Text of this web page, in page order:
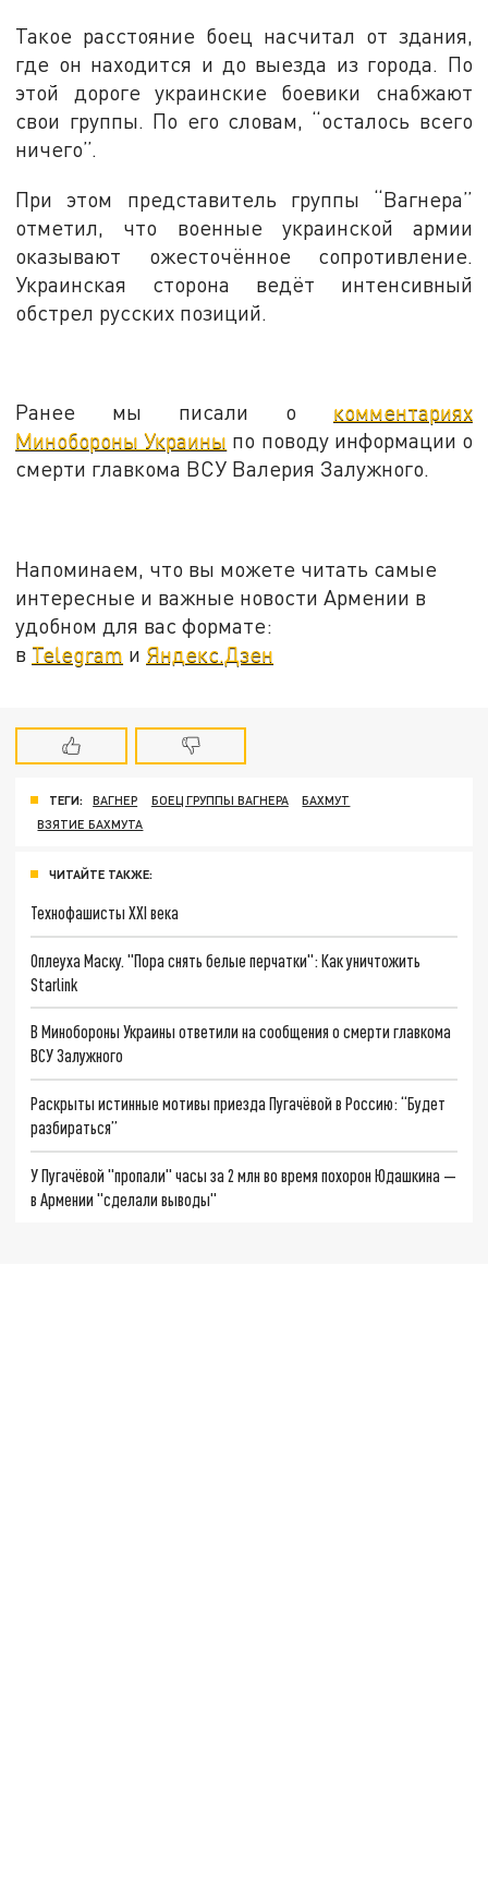
Такое расстояние боец насчитал от здания,
где он находится и до выезда из города. По
этой дороге украинские боевики снабжают
свои группы. По его словам, “осталось всего
ничего”.
При этом представитель группы “Вагнера”
отметил, что военные украинской армии
оказывают ожесточённое сопротивление.
Украинская сторона ведёт интенсивный
обстрел русских позиций.
Ранее мы писали о комментариях
Минобороны Украины по поводу информации о
смерти главкома ВСУ Валерия Залужного.
Напоминаем, что вы можете читать самые
интересные и важные новости Армении в
удобном для вас формате:
в Telegram и Яндекс.Дзен
ТЕГИ: ВАГНЕР БОЕЦ ГРУППЫ ВАГНЕРА
БАХМУТ
ВЗЯТИЕ БАХМУТА
ЧИТАЙТЕ ТАКЖЕ:
Технофашисты XXI века
Оплеуха Маску. "Пора снять белые перчатки": Как уничтожить
Starlink
В Минобороны Украины ответили на сообщения о смерти главкома
ВСУ Залужного
Раскрыты истинные мотивы приезда Пугачёвой в Россию: “Будет
разбираться”
У Пугачёвой "пропали" часы за 2 млн во время похорон Юдашкина —
в Армении "сделали выводы"